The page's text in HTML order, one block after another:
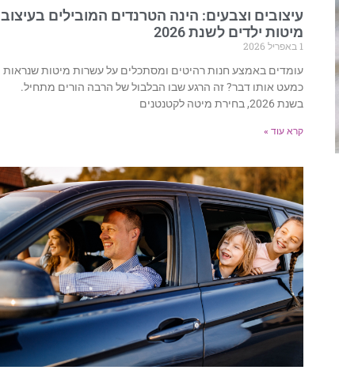
עיצובים וצבעים: הינה הטרנדים המובילים בעיצוב
מיטות ילדים לשנת 2026
1 באפריל 2026
עומדים באמצע חנות רהיטים ומסתכלים על עשרות מיטות שנראות
כמעט אותו דבר? זה הרגע שבו הבלבול של הרבה הורים מתחיל.
בשנת 2026, בחירת מיטה לקטנטנים
קרא עוד »